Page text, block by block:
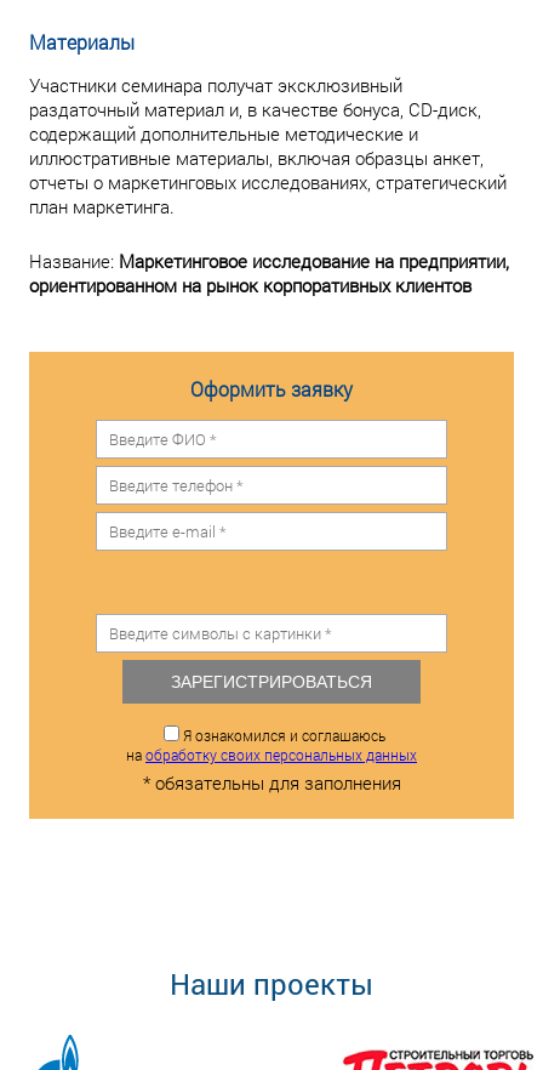
Материалы
Участники семинара получат эксклюзивный
раздаточный материал и, в качестве бонуса, CD-диск,
содержащий дополнительные методические и
иллюстративные материалы, включая образцы анкет,
отчеты о маркетинговых исследованиях, стратегический
план маркетинга.
Название: Маркетинговое исследование на предприятии,
ориентированном на рынок корпоративных клиентов
Оформить заявку
ЗАРЕГИСТРИРОВАТЬСЯ
Я ознакомился и соглашаюсь
наобработку своих персональных данных
* обязательны для заполнения
Наши проекты